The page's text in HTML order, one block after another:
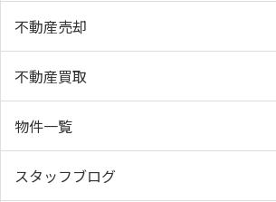
不動産売却
不動産買取
物件一覧
スタッフブログ